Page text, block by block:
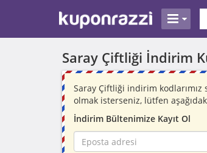
Saray Çiftliği İndirim
Saray Çiftliği indirim
olmak isterseniz, lütfen
İndirim Bültenimize Kayıt Ol